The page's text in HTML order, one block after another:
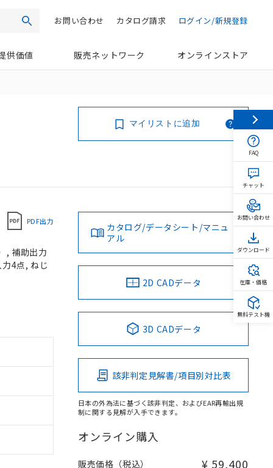
検索 ログイン/新規登録
カタログ請求
お問い合わせ
供価値 販売ネットワーク オンラインストア
マイリストに追加
PDF出力
, 補助出力
4点, ねじ
カタログ/データシート/マニュ
アル
2D CADデータ
3D CADデータ
該非判定見解書/項目別対比表
日本の外為法に基づく該非判定、およびEAR再輸出規
制に関する見解が入手できます。
オンライン購入
販売価格（税込） ¥ 59,400
FAQ
チャット
お問い合わせ
ダウンロード
在庫・価格
無料テスト機